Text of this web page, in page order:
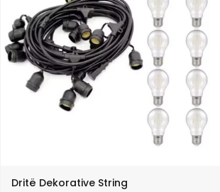
Dritë Dekorative String